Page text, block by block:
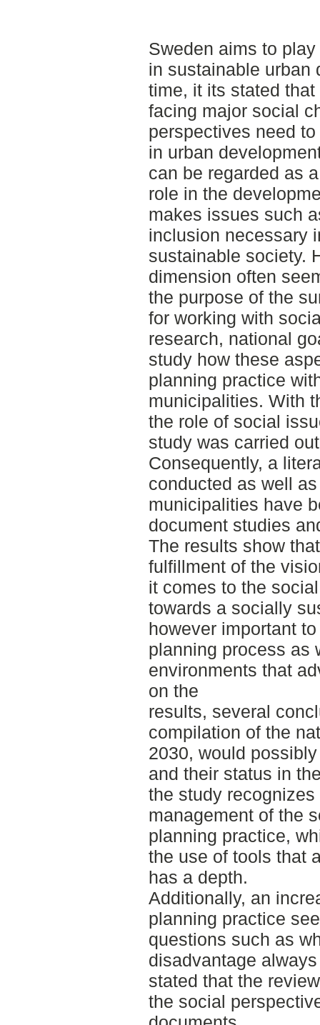
Sweden aims to
in sustainable urban
time, it its stated
facing major social
perspectives need
in urban
can be regarded as
role in the
makes issues such
inclusion necessary
sustainable society.
dimension often
the purpose of the
for working with
research, national
study how these
planning practice
municipalities. With
the role of social
study was carried
Consequently, a
conducted as well
municipalities have
document studies
The results show
fulfillment of the
it comes to the
towards a socially
however important
planning process as
environments that
on the
results, several
compilation of the
2030, would
and their status in
the study
management of the
planning practice,
the use of tools that
has a depth.
Additionally, an
planning practice
questions such as
disadvantage
stated that the
the social